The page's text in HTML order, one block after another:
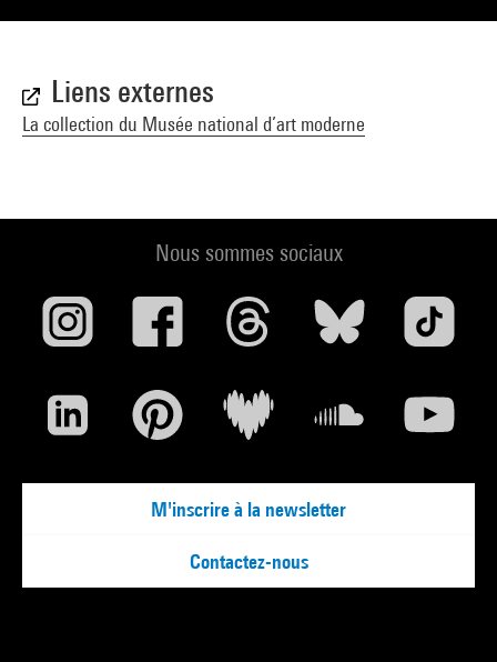
Liens externes
La collection du Musée national d’art moderne
Nous sommes sociaux
M'inscrire à la newsletter
Contactez-nous